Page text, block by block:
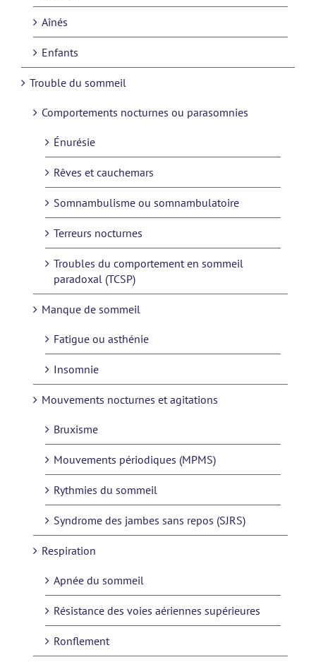
Aînés
Enfants
Trouble du sommeil
Comportements nocturnes ou parasomnies
Énurésie
Rêves et cauchemars
Somnambulisme ou somnambulatoire
Terreurs nocturnes
Troubles du comportement en sommeil
paradoxal (TCSP)
Manque de sommeil
Fatigue ou asthénie
Insomnie
Mouvements nocturnes et agitations
Bruxisme
Mouvements périodiques (MPMS)
Rythmies du sommeil
Syndrome des jambes sans repos (SJRS)
Respiration
Apnée du sommeil
Résistance des voies aériennes supérieures
Ronflement